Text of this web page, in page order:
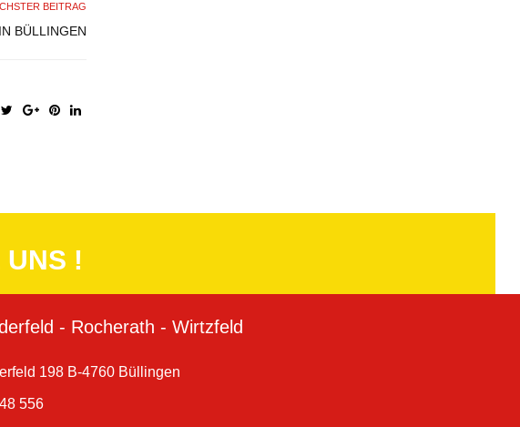
BEITRAG
BÜLLINGEN
UNS !
- Rocherath - Wirtzfeld
198 B-4760 Büllingen
556